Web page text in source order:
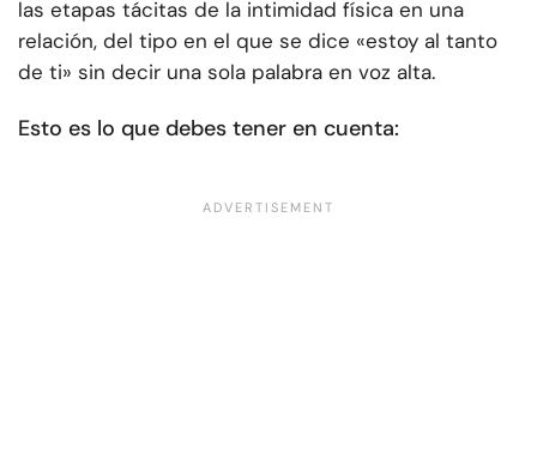
las etapas tácitas de la intimidad física en una
relación, del tipo en el que se dice «estoy al tanto
de ti» sin decir una sola palabra en voz alta.
Esto es lo que debes tener en cuenta: